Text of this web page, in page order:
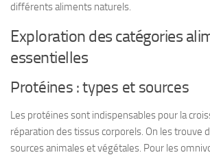
différents aliments naturels.
Exploration des catégories
essentielles
Protéines : types et sources
Les protéines sont indispensables pour la
réparation des tissus corporels. On les trouve
sources animales et végétales. Pour les